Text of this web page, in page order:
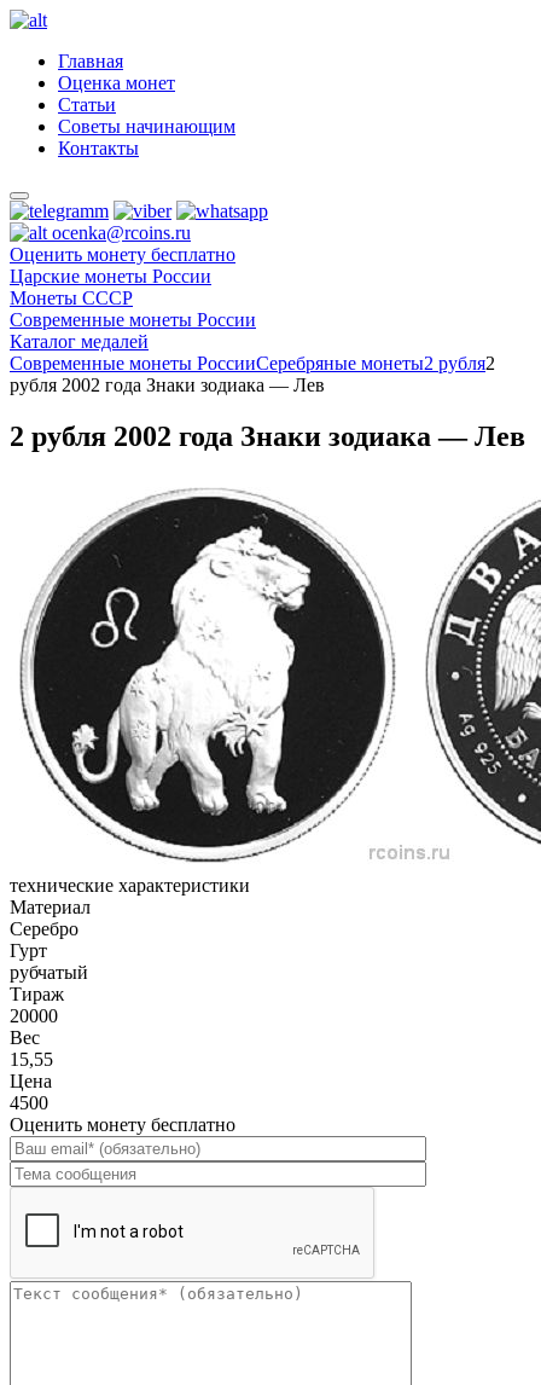
Главная
Оценка монет
Статьи
Советы начинающим
Контакты
ocenka@rcoins.ru
Оценить монету бесплатно
Царские монеты России
Монеты СССР
Современные монеты России
Каталог медалей
Современные монеты РоссииСеребряные монеты2 рубля2
рубля 2002 года Знаки зодиака — Лев
2 рубля 2002 года Знаки зодиака — Лев
технические характеристики
Материал
Серебро
Гурт
рубчатый
Тираж
20000
Вес
15,55
Цена
4500
Оценить монету бесплатно